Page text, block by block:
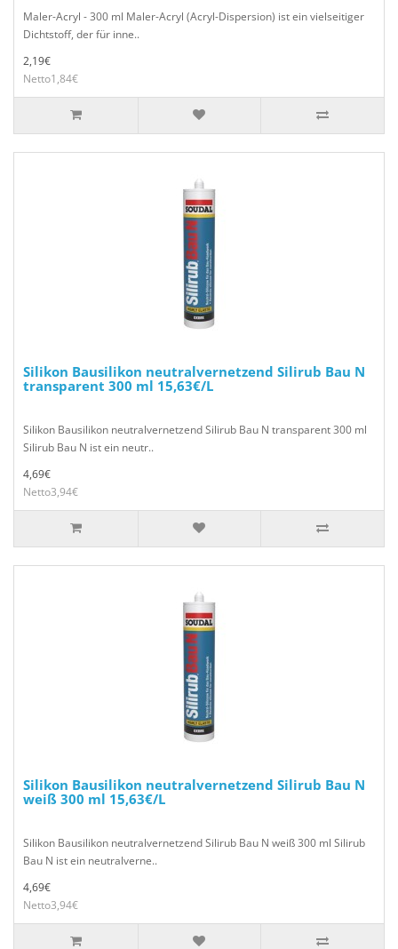
Maler-Acryl - 300 ml Maler-Acryl (Acryl-Dispersion) ist ein vielseitiger
Dichtstoff, der für inne..
2,19€
Netto1,84€
Silikon Bausilikon neutralvernetzend Silirub Bau N
transparent 300 ml 15,63€/L
Silikon Bausilikon neutralvernetzend Silirub Bau N transparent 300 ml
Silirub Bau N ist ein neutr..
4,69€
Netto3,94€
Silikon Bausilikon neutralvernetzend Silirub Bau N
weiß 300 ml 15,63€/L
Silikon Bausilikon neutralvernetzend Silirub Bau N weiß 300 ml Silirub
Bau N ist ein neutralverne..
4,69€
Netto3,94€